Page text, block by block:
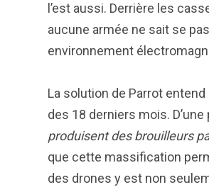
l’est aussi. Derrière les
aucune armée ne sait se
environnement
La solution de Parrot
des 18 derniers mois.
produisent des brouilleurs
que cette massification
des drones y est non